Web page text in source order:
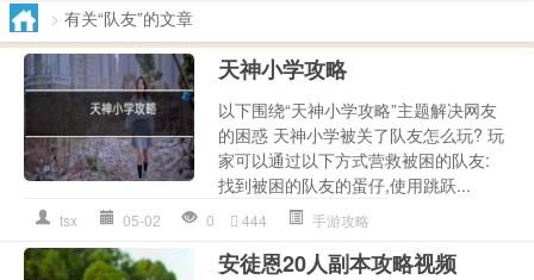
> 有关“队友”的文章
天神小学攻略
以下围绕“天神小学攻略”主题解决网友
的困惑 天神小学被关了队友怎么玩? 玩
家可以通过以下方式营救被困的队友:
找到被困的队友的蛋仔,使用跳跃...
tsx 05-02 0 444 手游攻略
安徒恩20人副本攻略视频